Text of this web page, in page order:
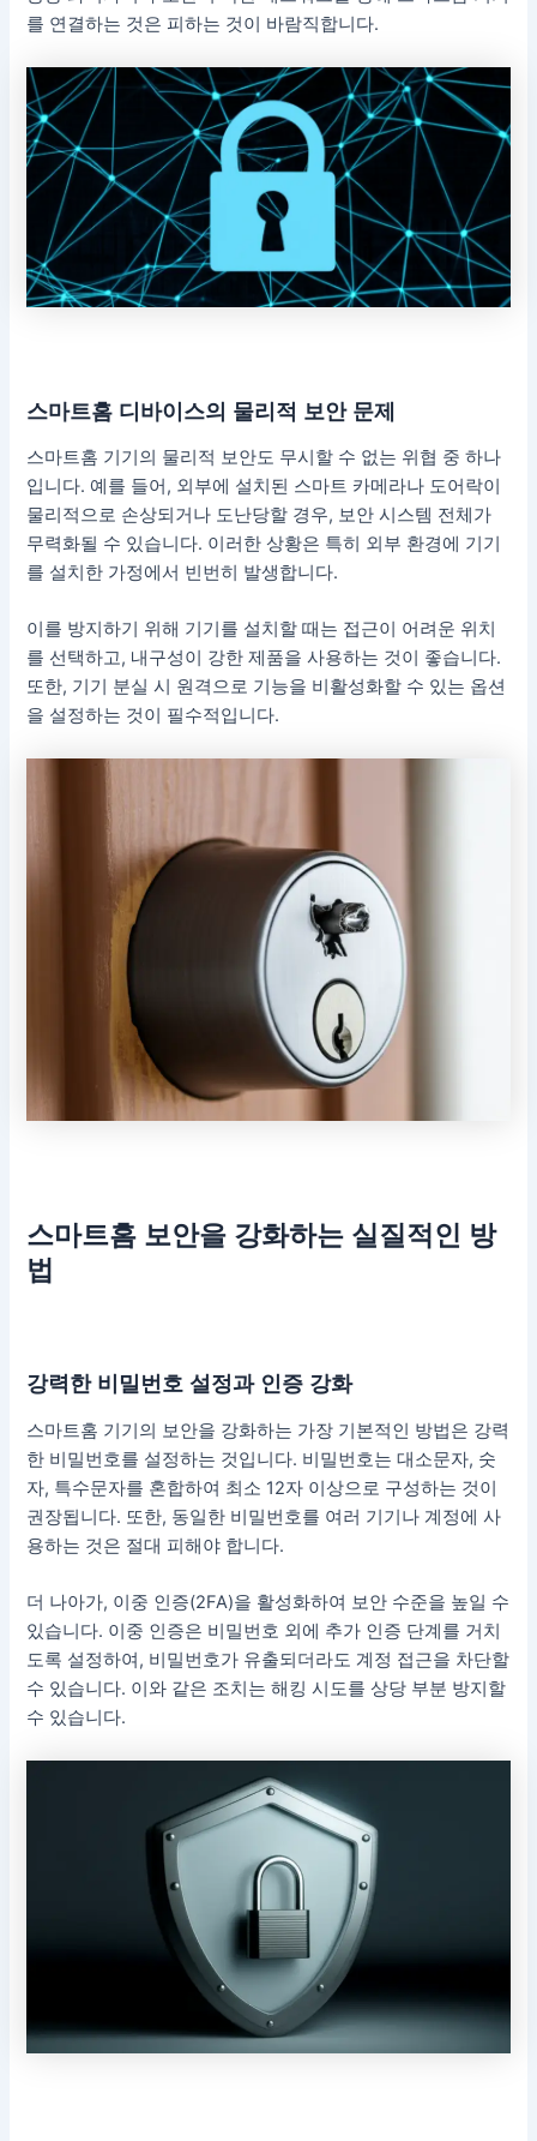
를 연결하는 것은 피하는 것이 바람직합니다.
스마트홈 디바이스의 물리적 보안 문제
스마트홈 기기의 물리적 보안도 무시할 수 없는 위협 중 하나
입니다. 예를 들어, 외부에 설치된 스마트 카메라나 도어락이
물리적으로 손상되거나 도난당할 경우, 보안 시스템 전체가
무력화될 수 있습니다. 이러한 상황은 특히 외부 환경에 기기
를 설치한 가정에서 빈번히 발생합니다.
이를 방지하기 위해 기기를 설치할 때는 접근이 어려운 위치
를 선택하고, 내구성이 강한 제품을 사용하는 것이 좋습니다.
또한, 기기 분실 시 원격으로 기능을 비활성화할 수 있는 옵션
을 설정하는 것이 필수적입니다.
스마트홈 보안을 강화하는 실질적인 방
법
강력한 비밀번호 설정과 인증 강화
스마트홈 기기의 보안을 강화하는 가장 기본적인 방법은 강력
한 비밀번호를 설정하는 것입니다. 비밀번호는 대소문자, 숫
자, 특수문자를 혼합하여 최소 12자 이상으로 구성하는 것이
권장됩니다. 또한, 동일한 비밀번호를 여러 기기나 계정에 사
용하는 것은 절대 피해야 합니다.
더 나아가, 이중 인증(2FA)을 활성화하여 보안 수준을 높일 수
있습니다. 이중 인증은 비밀번호 외에 추가 인증 단계를 거치
도록 설정하여, 비밀번호가 유출되더라도 계정 접근을 차단할
수 있습니다. 이와 같은 조치는 해킹 시도를 상당 부분 방지할
수 있습니다.